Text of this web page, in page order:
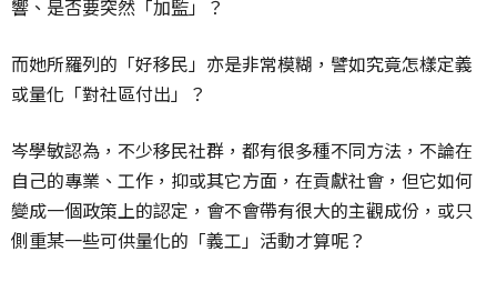
響、是否要突然「加監」？
而她所羅列的「好移民」亦是非常模糊，譬如究竟怎樣定義
或量化「對社區付出」？
岑學敏認為， 不少移民社群，都有很多種不同方法，不論在
自己的專業、工作，抑或其它方面，在貢獻社會，但它如何
變成一個政策上的認定，會不會帶有很大的主觀成份，或只
側重某一些可供量化的「義工」活動才算呢？